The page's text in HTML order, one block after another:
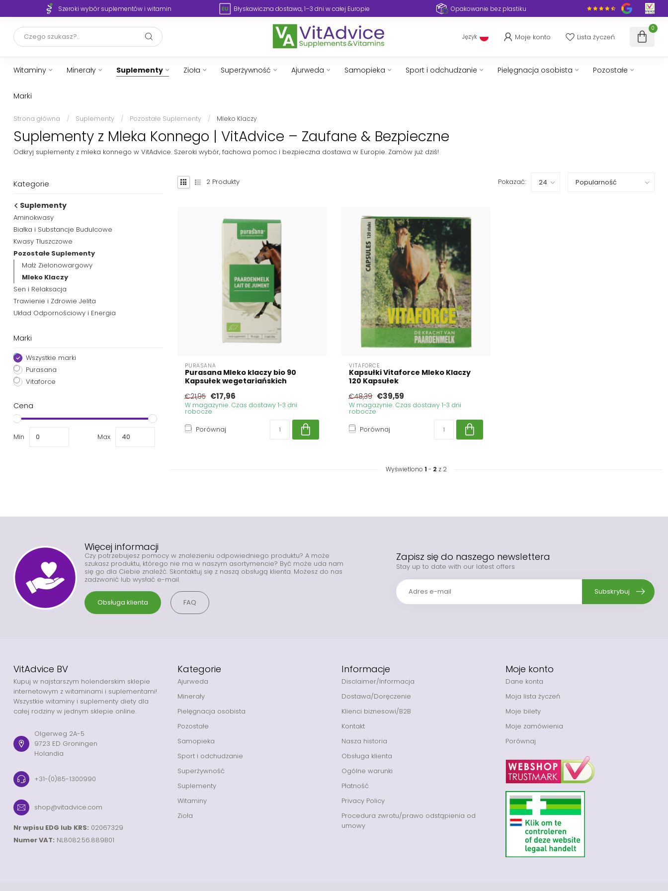
Szeroki wybór suplementów i witamin Błyskawiczna dostawa, 1–3 dni w całej Europie Opakowanie bez plastiku
Język Moje konto Lista życzeń
0
Witaminy Minerały Suplementy Zioła Superżywność Ajurweda Samopieka Sport i odchudzanie Pielęgnacja osobista Pozostałe
Marki
Strona główna / Suplementy / Pozostałe Suplementy / Mleko Klaczy
Suplementy z Mleka Konnego | VitAdvice – Zaufane & Bezpieczne
Odkryj suplementy z mleka konnego w VitAdvice. Szeroki wybór, fachowa pomoc i bezpieczna dostawa w Europie. Zamów już dziś!
Kategorie
Suplementy
Aminokwasy
Białka i Substancje Budulcowe
Kwasy Tłuszczowe
Pozostałe Suplementy
Małż Zielonowargowy
Mleko Klaczy
Sen i Relaksacja
Trawienie i Zdrowie Jelita
Układ Odpornościowy i Energia
Marki
Wszystkie marki
Purasana
Vitaforce
Cena
Min Max
2 Produkty Pokazać:
PURASANA
Purasana Mleko klaczy bio 90
Kapsułek wegetariańskich
€21,95 €17,96
W magazynie. Czas dostawy 1-3 dni
robocze
Porównaj
VITAFORCE
Kapsułki Vitaforce Mleko Klaczy
120 Kapsułek
€48,39 €39,59
W magazynie. Czas dostawy 1-3 dni
robocze
Porównaj
Wyświetlono 1 - 2 z 2
Więcej informacji
Czy potrzebujesz pomocy w znalezieniu odpowiedniego produktu? A może
szukasz produktu, którego nie ma w naszym asortymencie? Być może uda nam
się go dla Ciebie znaleźć. Skontaktuj się z naszą obsługą klienta. Możesz do nas
zadzwonić lub wysłać e-mail.
Obsługa klienta FAQ
Zapisz się do naszego newslettera
Stay up to date with our latest offers
Subskrybuj
VitAdvice BV
Kupuj w najstarszym holenderskim sklepie
internetowym z witaminami i suplementami!
Wszystkie witaminy i suplementy diety dla
całej rodziny w jednym sklepie online.
Olgerweg 2A-5
9723 ED Groningen
Holandia
+31-(0)85-1300990
shop@vitadvice.com
Nr wpisu EDG lub KRS: 02067329
Numer VAT: NL8082.56.889B01
Kategorie
Ajurweda
Minerały
Pielęgnacja osobista
Pozostałe
Samopieka
Sport i odchudzanie
Superżywność
Suplementy
Witaminy
Zioła
Informacje
Disclaimer/Informacja
Dostawa/Doręczenie
Klienci biznesowi/B2B
Kontakt
Nasza historia
Obsługa klienta
Ogólne warunki
Płatność
Privacy Policy
Procedura zwrotu/prawo odstąpienia od
umowy
Moje konto
Dane konta
Moja lista życzeń
Moje bilety
Moje zamówienia
Porównaj